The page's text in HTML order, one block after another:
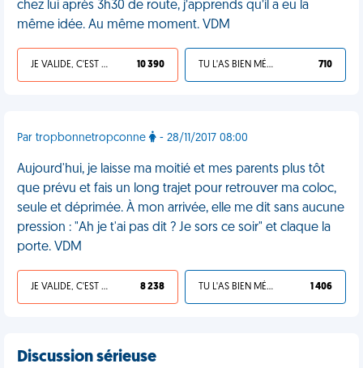
chez lui après 3h30 de route, j’apprends qu’il a eu la
même idée. Au même moment. VDM
JE VALIDE, C'EST UNE VDM 10 390 TU L'AS BIEN MÉRITÉ 710
Par tropbonnetropconne - 28/11/2017 08:00
Aujourd'hui, je laisse ma moitié et mes parents plus tôt
que prévu et fais un long trajet pour retrouver ma coloc,
seule et déprimée. À mon arrivée, elle me dit sans aucune
pression : "Ah je t'ai pas dit ? Je sors ce soir" et claque la
porte. VDM
JE VALIDE, C'EST UNE VDM 8 238 TU L'AS BIEN MÉRITÉ 1 406
Discussion sérieuse